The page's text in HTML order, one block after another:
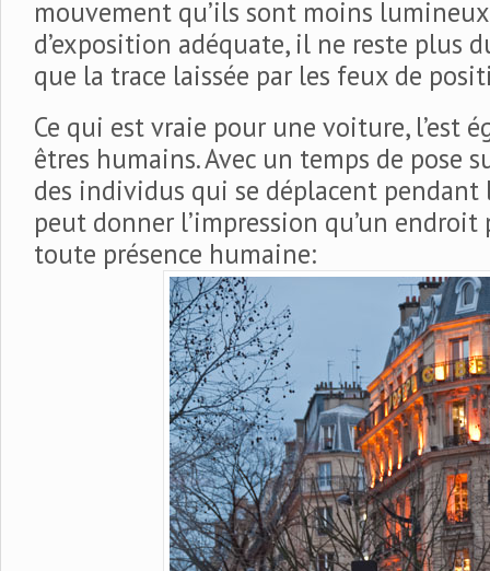
mouvement qu’ils sont moins
d’exposition adéquate, il ne reste plus
que la trace laissée par les feux de
Ce qui est vraie pour une voiture, l’est
êtres humains. Avec un temps de pose
des individus qui se déplacent
peut donner l’impression qu’un
toute présence humaine: